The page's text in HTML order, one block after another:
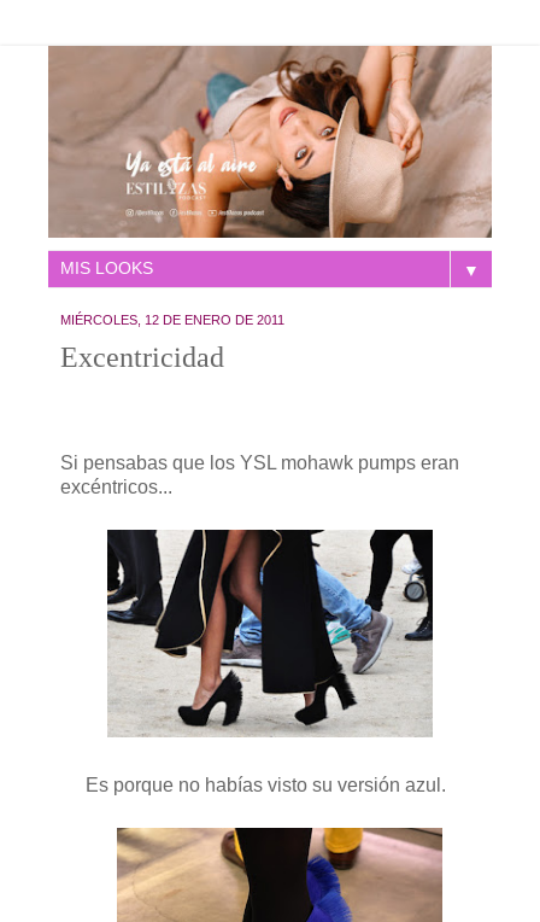
▼
MIÉRCOLES, 12 DE ENERO DE 2011
Excentricidad
Si pensabas que los YSL mohawk pumps eran
excéntricos...
Es porque no habías visto su versión azul.